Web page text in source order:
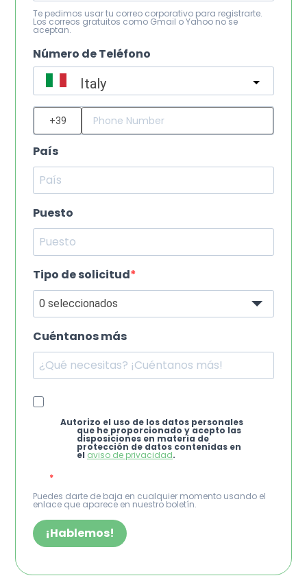
Te pedimos usar tu correo corporativo para registrarte.
Los correos gratuitos como Gmail o Yahoo no se
aceptan.
Número de Teléfono
Italy
País
Puesto
Tipo de solicitud
0 seleccionados
Cuéntanos más
Autorizo el uso de los datos personales
que he proporcionado y acepto las
disposiciones en materia de
protección de datos contenidas en
el aviso de privacidad.
Puedes darte de baja en cualquier momento usando el
enlace que aparece en nuestro boletín.
¡Hablemos!